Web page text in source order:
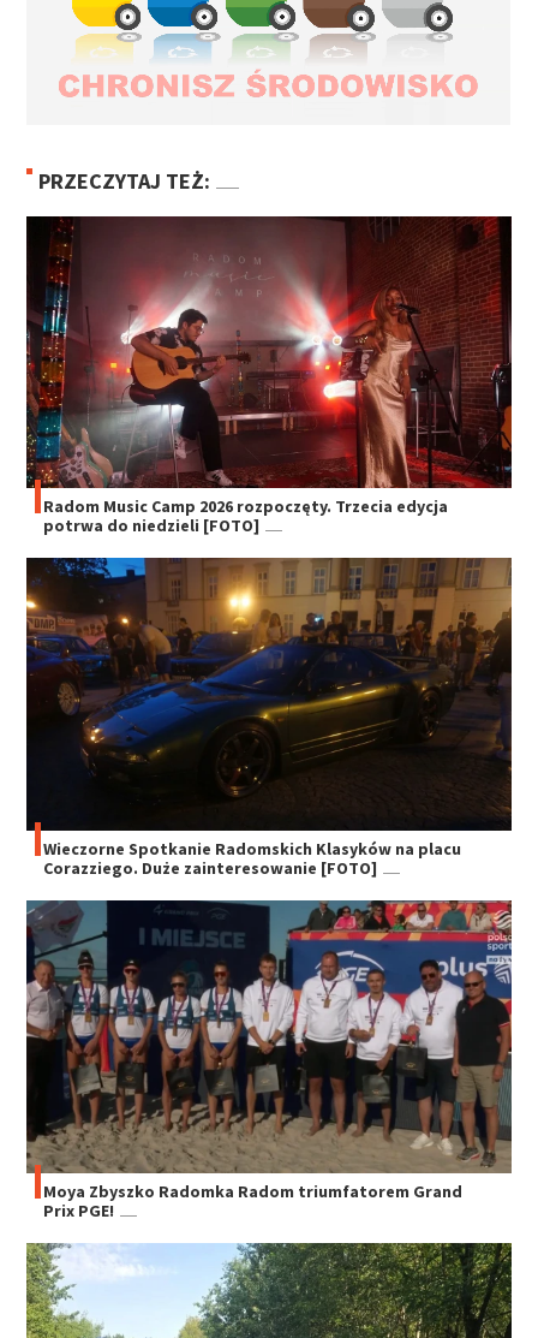
PRZECZYTAJ TEŻ:
Radom Music Camp 2026 rozpoczęty. Trzecia edycja
potrwa do niedzieli [FOTO]
Wieczorne Spotkanie Radomskich Klasyków na placu
Corazziego. Duże zainteresowanie [FOTO]
Moya Zbyszko Radomka Radom triumfatorem Grand
Prix PGE!